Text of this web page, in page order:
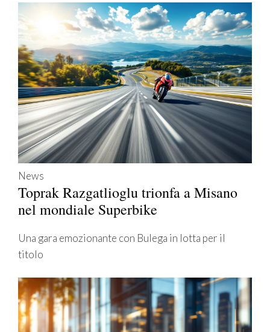
News
Toprak Razgatlioglu trionfa a Misano
nel mondiale Superbike
Una gara emozionante con Bulega in lotta per il
titolo